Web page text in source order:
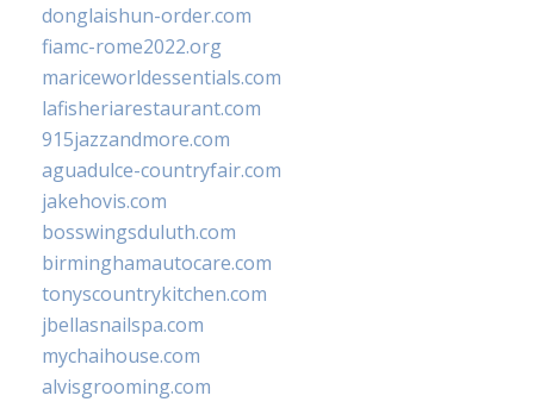
donglaishun-order.com
fiamc-rome2022.org
mariceworldessentials.com
lafisheriarestaurant.com
915jazzandmore.com
aguadulce-countryfair.com
jakehovis.com
bosswingsduluth.com
birminghamautocare.com
tonyscountrykitchen.com
jbellasnailspa.com
mychaihouse.com
alvisgrooming.com